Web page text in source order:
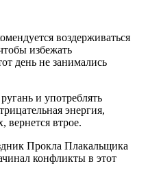
воздерживаться
избежать
день не занимались
и употреблять
энергия,
вернется втрое.
Прокла Плакальщика
конфликты в этот